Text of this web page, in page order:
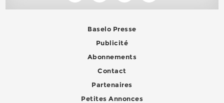
Baselo Presse
Publicité
Abonnements
Contact
Partenaires
Petites Annonces